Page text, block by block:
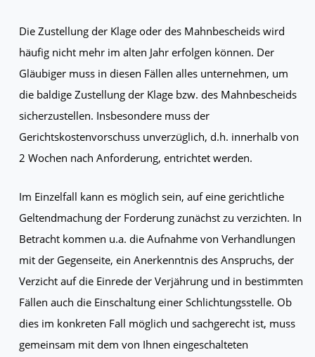
Die Zustellung der Klage oder des Mahnbescheids wird
häufig nicht mehr im alten Jahr erfolgen können. Der
Gläubiger muss in diesen Fällen alles unternehmen, um
die baldige Zustellung der Klage bzw. des Mahnbescheids
sicherzustellen. Insbesondere muss der
Gerichtskostenvorschuss unverzüglich, d.h. innerhalb von
2 Wochen nach Anforderung, entrichtet werden.
Im Einzelfall kann es möglich sein, auf eine gerichtliche
Geltendmachung der Forderung zunächst zu verzichten. In
Betracht kommen u.a. die Aufnahme von Verhandlungen
mit der Gegenseite, ein Anerkenntnis des Anspruchs, der
Verzicht auf die Einrede der Verjährung und in bestimmten
Fällen auch die Einschaltung einer Schlichtungsstelle. Ob
dies im konkreten Fall möglich und sachgerecht ist, muss
gemeinsam mit dem von Ihnen eingeschalteten